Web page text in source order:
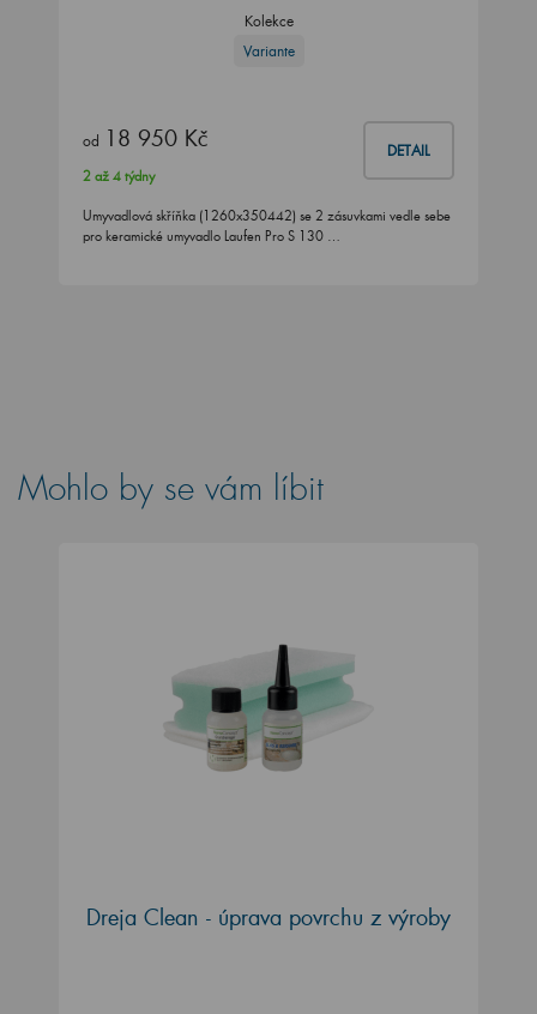
Kolekce
Variante
od 18 950 Kč DETAIL
2 až 4 týdny
Umyvadlová skříňka (1260x350442) se 2 zásuvkami vedle sebe
pro keramické umyvadlo Laufen Pro S 130 …
Mohlo by se vám líbit
Dreja Clean - úprava povrchu z výroby